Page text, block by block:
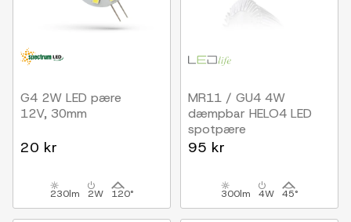
G4 2W LED pære
12V, 30mm
20 kr
230lm 2W 120°
MR11 / GU4 4W
dæmpbar HELO4 LED
spotpære
12V, 3,5cm
95 kr
300lm 4W 45°